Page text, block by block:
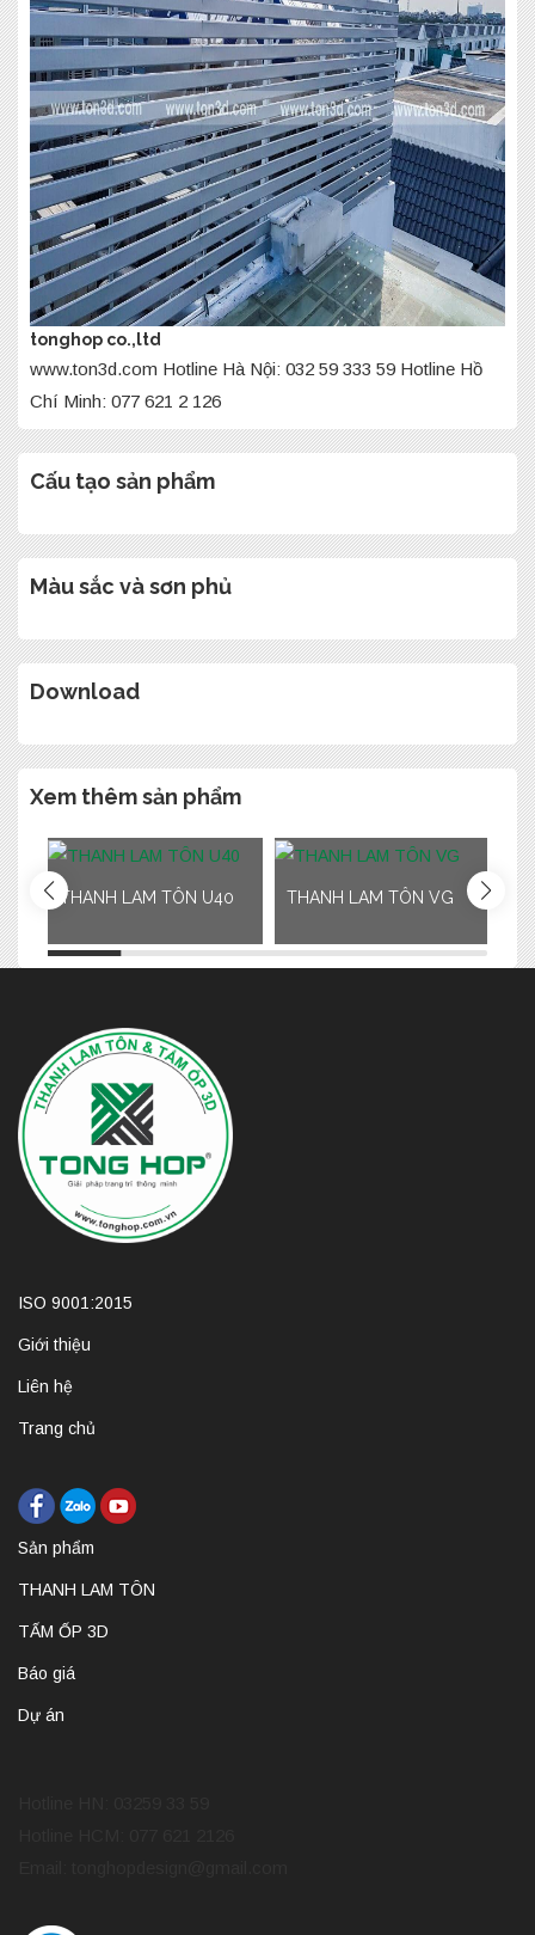
tonghop co.,ltd
www.ton3d.com Hotline Hà Nội: 032 59 333 59 Hotline Hồ
Chí Minh: 077 621 2 126
Cấu tạo sản phẩm
Màu sắc và sơn phủ
Download
Xem thêm sản phẩm
THANH LAM TÔN U40 THANH LAM TÔN VG
ISO 9001:2015
Giới thiệu
Liên hệ
Trang chủ
Sản phẩm
THANH LAM TÔN
TẤM ỐP 3D
Báo giá
Dự án